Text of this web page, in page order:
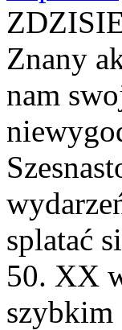
Znany
nam
splatać
50. XX
szybkim